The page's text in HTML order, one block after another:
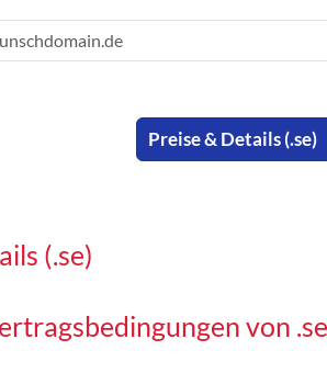
Preise & Details (.se)
(.se)
von